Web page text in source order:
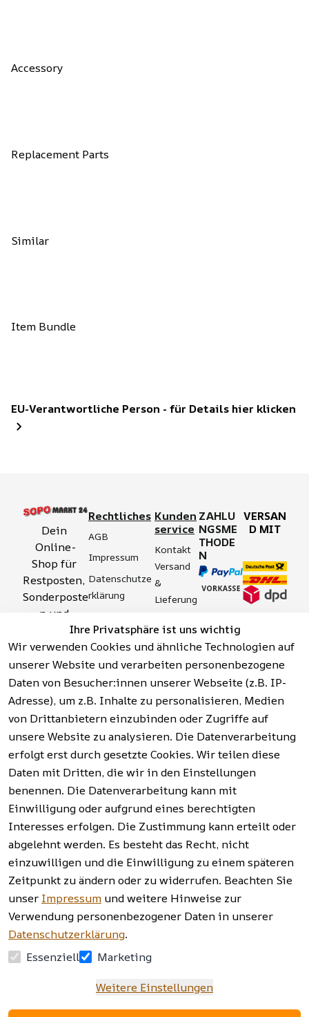
Accessory
Replacement Parts
Similar
Item Bundle
EU-Verantwortliche Person - für Details hier klicken
Ihre Privatsphäre ist uns wichtig
Wir verwenden Cookies und ähnliche Technologien auf
unserer Website und verarbeiten personenbezogene
Daten von Besucher:innen unserer Webseite (z.B. IP-
Adresse), um z.B. Inhalte zu personalisieren, Medien
von Drittanbietern einzubinden oder Zugriffe auf
unsere Website zu analysieren. Die Datenverarbeitung
erfolgt erst durch gesetzte Cookies. Wir teilen diese
Daten mit Dritten, die wir in den Einstellungen
benennen. Die Datenverarbeitung kann mit
Einwilligung oder aufgrund eines berechtigten
Interesses erfolgen. Die Zustimmung kann erteilt oder
abgelehnt werden. Es besteht das Recht, nicht
einzuwilligen und die Einwilligung zu einem späteren
Zeitpunkt zu ändern oder zu widerrufen. Beachten Sie
unser Impressum und weitere Hinweise zur
Verwendung personenbezogener Daten in unserer
Datenschutzerklärung.
Essenziell
Marketing
Weitere Einstellungen
Dein
Online-
Shop für
Restposten,
Sonderposte
n und
Aktionsartik
el rund um
Werkzeuge,
Garten,
Haushalt
und mehr.
Vertrag
widerrufen
Rechtliches
AGB
Impressum
Datenschutze
rklärung
tserklärung
Widerrufsrech
t
Hinweise zur
Batterieentso
rgung
Kunden
service
Kontakt
Versand
&
Lieferung
&
Sicherhei
t
Häufige
Fragen
(FAQ)
ZAHLU
NGSME
THODE
N
VERSAN
D MIT
Facebook |
Instagram |
Newsletter
AGB | Impressum |
Datenschutzerklärung |
Barrierefreiheitserklärung |
Widerrufsrecht